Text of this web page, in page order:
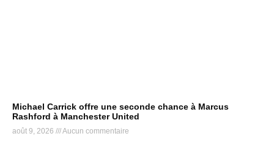
Michael Carrick offre une seconde chance à Marcus
Rashford à Manchester United
août 9, 2026 Aucun commentaire